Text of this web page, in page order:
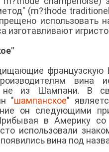
(m?thode
использовать
изготавливают
вина
не из Шампани. В
"шампанское"
он следующими
в Америку
использовали
вина под